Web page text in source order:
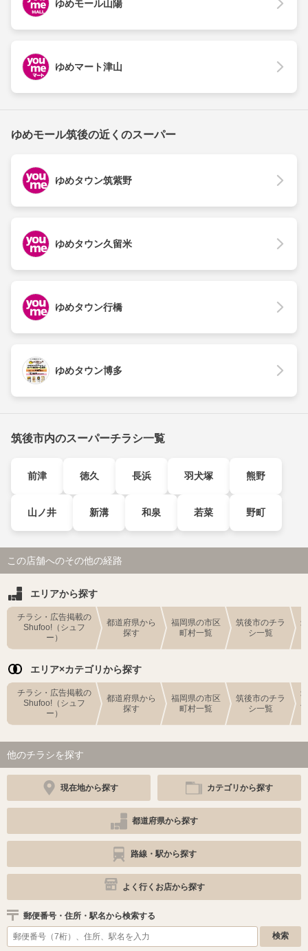
ゆめモール山陽
ゆめマート津山
ゆめモール筑後の近くのスーパー
ゆめタウン筑紫野
ゆめタウン久留米
ゆめタウン行橋
ゆめタウン博多
筑後市内のスーパーチラシ一覧
前津 徳久 長浜 羽犬塚 熊野
山ノ井 新溝 和泉 若菜 野町
この店舗へのその他の経路
エリアから探す
チラシ・広告掲載の
Shufoo!（シュフ
ー）
都道府県から
探す
福岡県の市区
町村一覧
筑後市のチラ
シ一覧
エリア×カテゴリから探す
チラシ・広告掲載の
Shufoo!（シュフ
ー）
都道府県から
探す
福岡県の市区
町村一覧
筑後市のチラ
シ一覧
他のチラシを探す
現在地から探す カテゴリから探す
都道府県から探す
路線・駅から探す
よく行くお店から探す
郵便番号・住所・駅名から検索する